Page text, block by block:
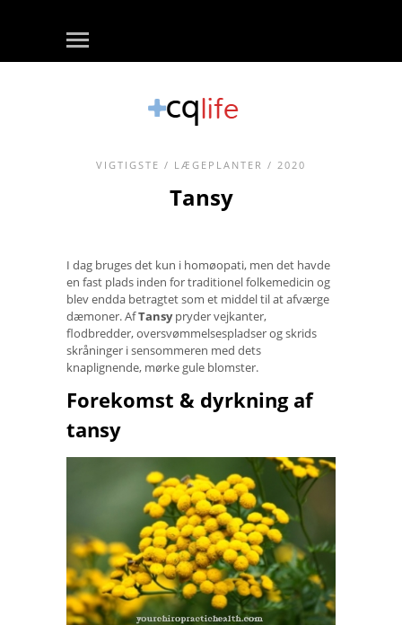
VIGTIGSTE / LÆGEPLANTER / 2020
Tansy
I dag bruges det kun i homøopati, men det havde
en fast plads inden for traditionel folkemedicin og
blev endda betragtet som et middel til at afværge
dæmoner. AfTansypryder vejkanter,
flodbredder, oversvømmelsespladser og skrids
skråninger i sensommeren med dets
knaplignende, mørke gule blomster.
Forekomst & dyrkning af
tansy